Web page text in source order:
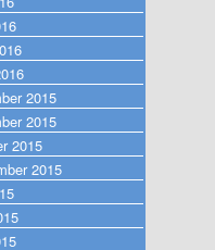
2015
2015
2015
2015